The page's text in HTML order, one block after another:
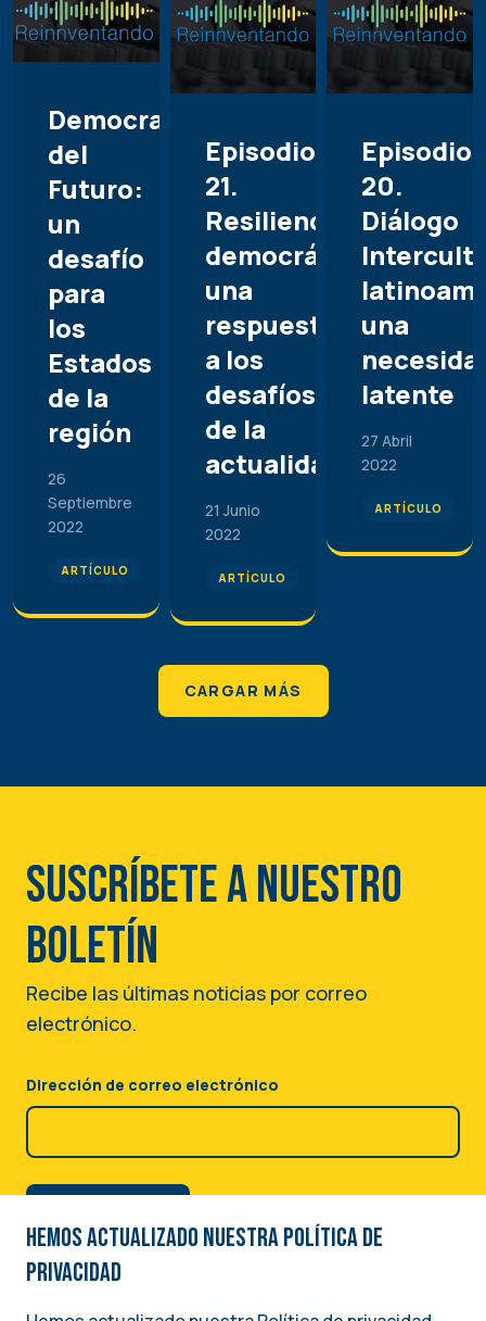
Democracia
del
Futuro:
un
desafío
para
los
Estados
de la
región
26
Septiembre
2022
ARTÍCULO
Episodio
21.
Resiliencia
democrática:
una
respuesta
a los
desafíos
de la
actualidad
21 Junio
2022
ARTÍCULO
Episodio
20.
Diálogo
una
latente
27 Abril
2022
ARTÍCULO
CARGAR MÁS
Suscríbete a nuestro
boletín
Recibe las últimas noticias por correo
electrónico.
Dirección de correo electrónico
Hemos actualizado nuestra Política de
privacidad